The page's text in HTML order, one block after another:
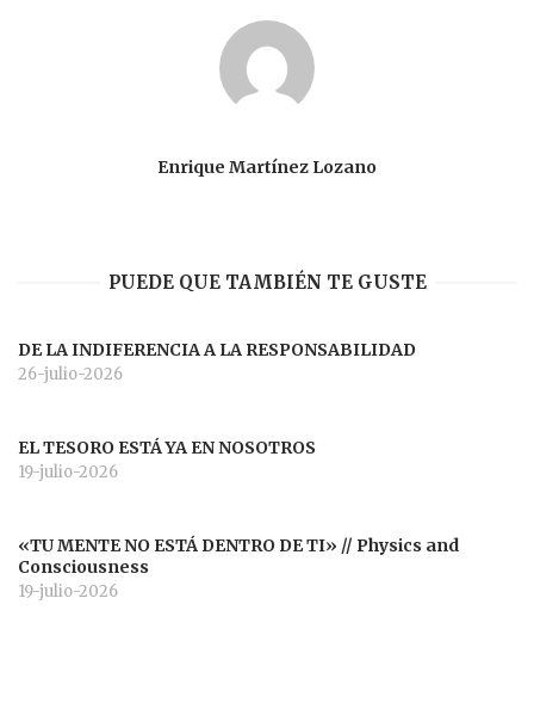
Enrique Martínez Lozano
PUEDE QUE TAMBIÉN TE GUSTE
DE LA INDIFERENCIA A LA RESPONSABILIDAD
26-julio-2026
EL TESORO ESTÁ YA EN NOSOTROS
19-julio-2026
«TU MENTE NO ESTÁ DENTRO DE TI» // Physics and
Consciousness
19-julio-2026